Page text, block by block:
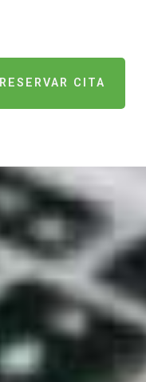
RESERVAR CITA